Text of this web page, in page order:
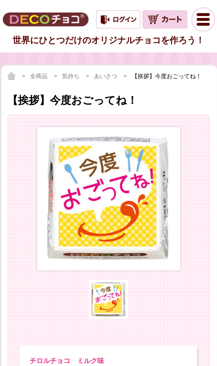
世界にひとつだけのオリジナルチョコを作ろう！
全商品 気持ち あいさつ 【挨拶】今度おごってね！
【挨拶】今度おごってね！
チロルチョコ ミルク味